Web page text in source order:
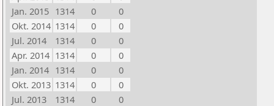
Jan. 2015 1314 0
0
Okt. 2014 1314 0
0
Jul. 2014
1314 0
0
Apr. 2014 1314 0
0
Jan. 2014 1314 0
0
Okt. 2013 1314 0
0
Jul. 2013
1314 0
0